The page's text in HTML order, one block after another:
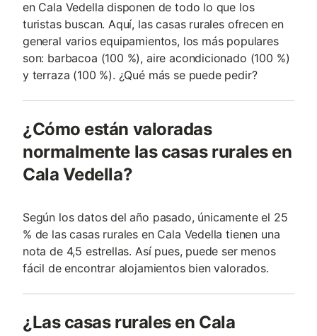
en Cala Vedella disponen de todo lo que los
turistas buscan. Aquí, las casas rurales ofrecen en
general varios equipamientos, los más populares
son: barbacoa (100 %), aire acondicionado (100 %)
y terraza (100 %). ¿Qué más se puede pedir?
¿Cómo están valoradas
normalmente las casas rurales en
Cala Vedella?
Según los datos del año pasado, únicamente el 25
% de las casas rurales en Cala Vedella tienen una
nota de 4,5 estrellas. Así pues, puede ser menos
fácil de encontrar alojamientos bien valorados.
¿Las casas rurales en Cala